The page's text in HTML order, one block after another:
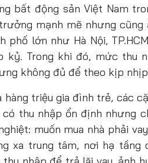
bất động sản Việt Nam
mạnh mẽ nhưng cũng
phố lớn như Hà Nội,
kỷ. Trong khi đó, mức thu
không đủ để theo kịp
hàng triệu gia đình trẻ, các
có thu nhập ổn định nhưng
muốn mua nhà phải
xa trung tâm, nơi hạ tầng